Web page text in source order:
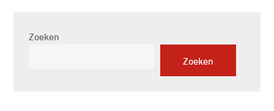
Zoeken
Zoeken